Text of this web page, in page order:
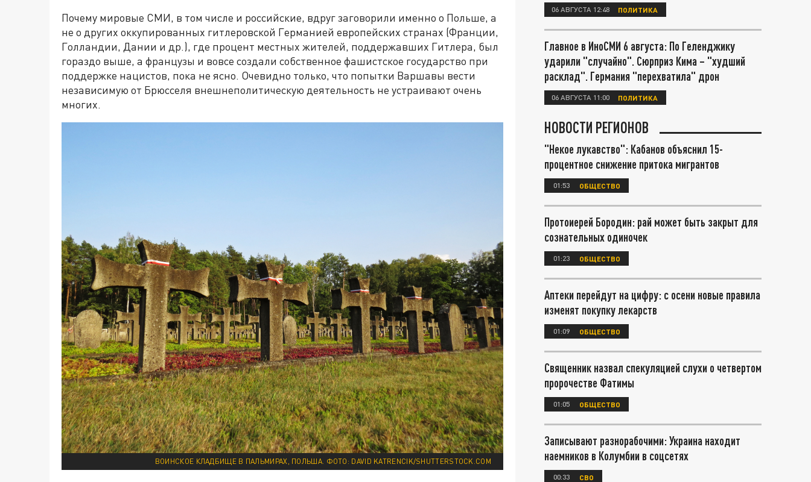
Почему мировые СМИ, в том числе и российские, вдруг заговорили именно о Польше, а
не о других оккупированных гитлеровской Германией европейских странах (Франции,
Голландии, Дании и др.), где процент местных жителей, поддержавших Гитлера, был
гораздо выше, а французы и вовсе создали собственное фашистское государство при
поддержке нацистов, пока не ясно. Очевидно только, что попытки Варшавы вести
независимую от Брюсселя внешнеполитическую деятельность не устраивают очень
многих.
ВОИНСКОЕ КЛАДБИЩЕ В ПАЛЬМИРАХ, ПОЛЬША. ФОТО: DAVID KATRENCIK/SHUTTERSTOCK.COM
06 АВГУСТА 12:48 ПОЛИТИКА
Главное в ИноСМИ 6 августа: По Геленджику
ударили "случайно". Сюрприз Кима – "худший
расклад". Германия "перехватила" дрон
06 АВГУСТА 11:00 ПОЛИТИКА
НОВОСТИ РЕГИОНОВ
"Некое лукавство": Кабанов объяснил 15-
процентное снижение притока мигрантов
01:53 ОБЩЕСТВО
Протоиерей Бородин: рай может быть закрыт для
сознательных одиночек
01:23 ОБЩЕСТВО
Аптеки перейдут на цифру: с осени новые правила
изменят покупку лекарств
01:09 ОБЩЕСТВО
Священник назвал спекуляцией слухи о четвертом
пророчестве Фатимы
01:05 ОБЩЕСТВО
Записывают разнорабочими: Украина находит
наемников в Колумбии в соцсетях
00:33 СВО